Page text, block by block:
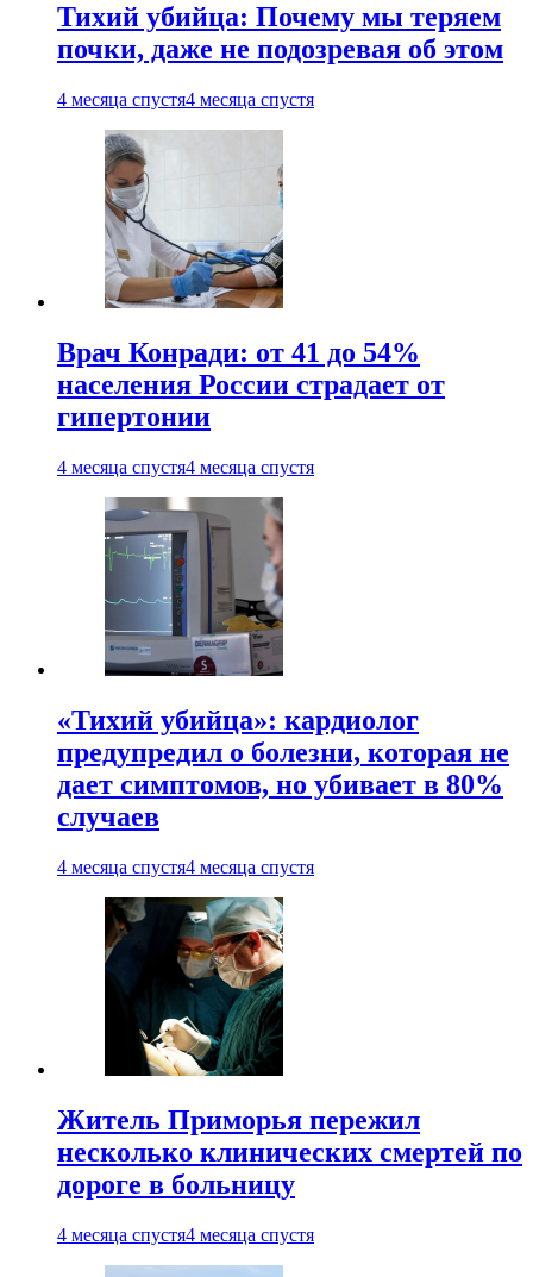
Тихий убийца: Почему мы теряем
почки, даже не подозревая об этом
4 месяца спустя4 месяца спустя
Врач Конради: от 41 до 54%
населения России страдает от
гипертонии
4 месяца спустя4 месяца спустя
«Тихий убийца»: кардиолог
предупредил о болезни, которая не
дает симптомов, но убивает в 80%
случаев
4 месяца спустя4 месяца спустя
Житель Приморья пережил
несколько клинических смертей по
дороге в больницу
4 месяца спустя4 месяца спустя